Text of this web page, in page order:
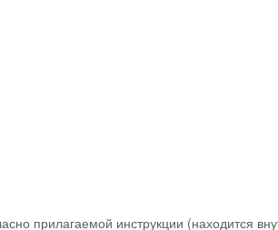
прилагаемой инструкции (находится